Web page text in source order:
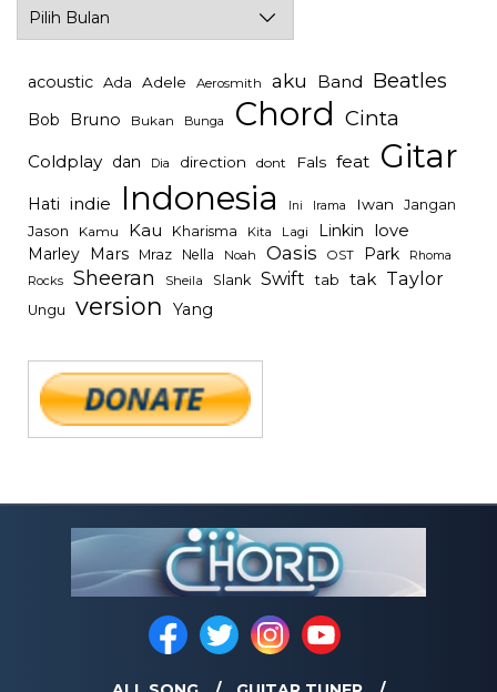
acoustic Ada Adele Aerosmith aku Band Beatles
Bob Bruno Bukan Bunga Chord Cinta
Coldplay dan Dia direction dont Fals feat Gitar
Hati indie Indonesia Ini Irama Iwan Jangan
Jason Kamu Kau Kharisma Kita Lagi Linkin love
Marley Mars Mraz Nella Noah Oasis OST Park Rhoma
Rocks Sheeran Sheila Slank Swift tab tak Taylor
Ungu version Yang